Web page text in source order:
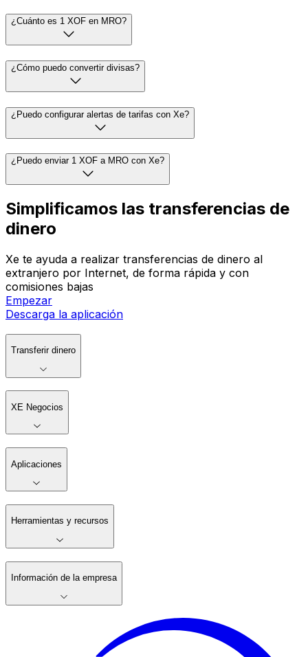
¿Cuánto es 1 XOF en MRO?
¿Cómo puedo convertir divisas?
¿Puedo configurar alertas de tarifas con Xe?
¿Puedo enviar 1 XOF a MRO con Xe?
Simplificamos las transferencias de
dinero
Xe te ayuda a realizar transferencias de dinero al
extranjero por Internet, de forma rápida y con
comisiones bajas
Empezar
Descarga la aplicación
Transferir dinero
XE Negocios
Aplicaciones
Herramientas y recursos
Información de la empresa